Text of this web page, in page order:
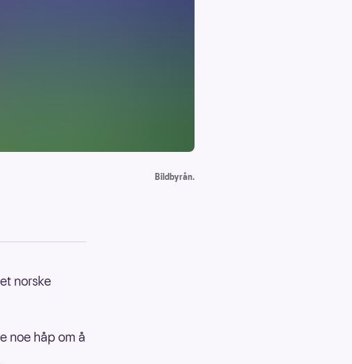
Bildbyrån.
norske
noe håp om å